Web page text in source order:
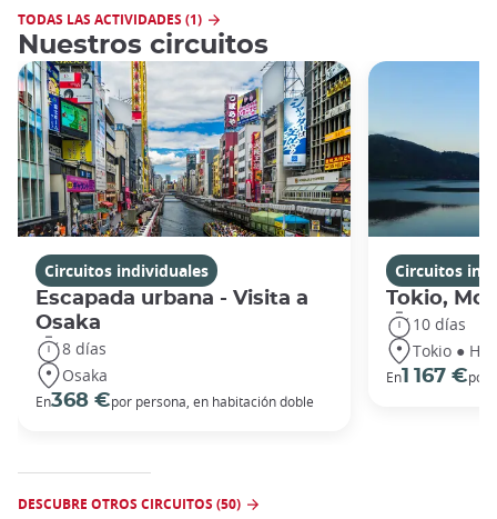
TODAS LAS ACTIVIDADES (1)
Nuestros circuitos
Circuitos individuales
Escapada urbana - Visita a
Osaka
8 días
Osaka
En368 €por persona, en habitación doble
Circuitos
Tokio,
10 días
Tokio ●
En1 167 €por
DESCUBRE OTROS CIRCUITOS (50)